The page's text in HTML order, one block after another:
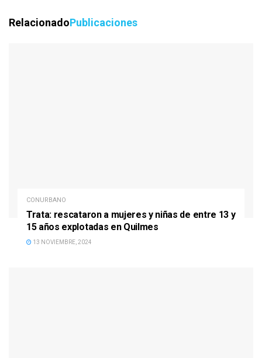
RelacionadoPublicaciones
CONURBANO
Trata: rescataron a mujeres y niñas de entre 13 y
15 años explotadas en Quilmes
13 NOVIEMBRE, 2024